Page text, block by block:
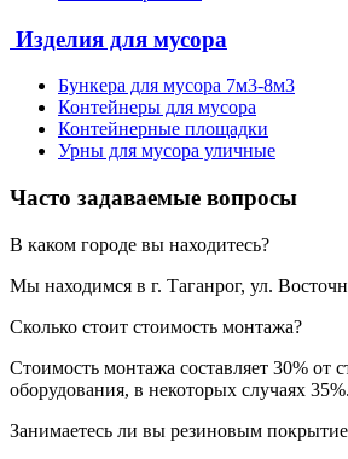
Изделия для мусора
Бункера для мусора 7м3-8м3
Контейнеры для мусора
Контейнерные площадки
Урны для мусора уличные
Часто задаваемые вопросы
В каком городе вы находитесь?
Мы находимся в г. Таганрог, ул.
Сколько стоит стоимость монтажа?
Стоимость монтажа составляет 30% от
оборудования, в некоторых случаях 35%.
Занимаетесь ли вы резиновым